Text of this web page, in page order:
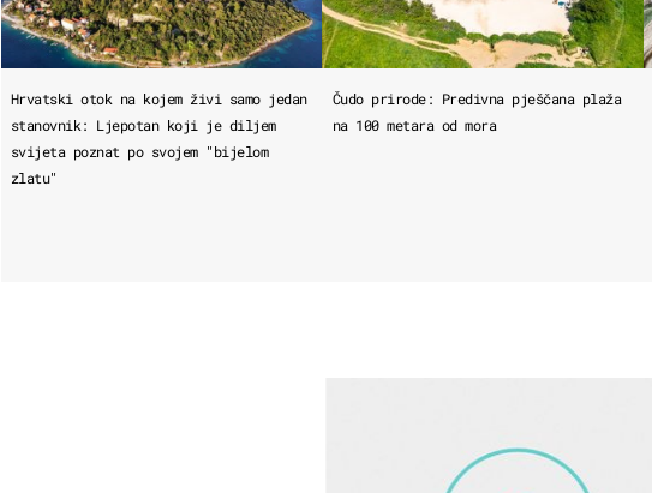
Hrvatski otok na kojem živi samo jedan
stanovnik: Ljepotan koji je diljem
svijeta poznat po svojem "bijelom
zlatu"
Čudo prirode: Predivna pješčana plaža
na 100 metara od mora